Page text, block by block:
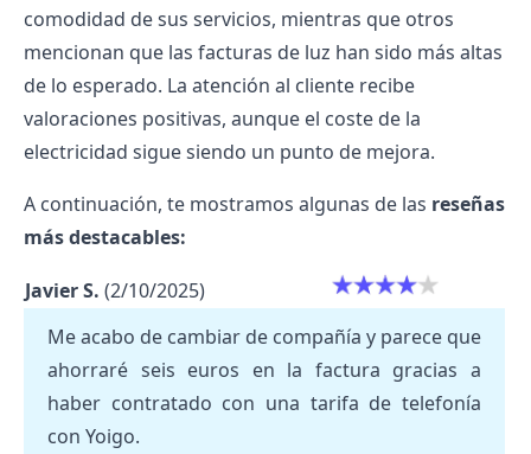
comodidad de sus servicios, mientras que otros
mencionan que las facturas de luz han sido más altas
de lo esperado. La atención al cliente recibe
valoraciones positivas, aunque el coste de la
electricidad sigue siendo un punto de mejora.
A continuación, te mostramos algunas de las reseñas
más destacables:
Javier S. (2/10/2025)
Me acabo de cambiar de compañía y parece que
ahorraré seis euros en la factura gracias a
haber contratado con una tarifa de telefonía
con Yoigo.